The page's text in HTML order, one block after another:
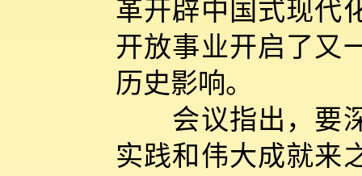
革开辟中国式现代
开放事业开启了又
历史影响。
会议指出，要深
实践和伟大成就来